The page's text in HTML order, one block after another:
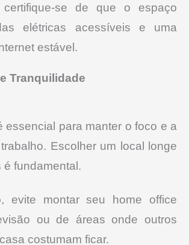
se de que o espaço
elétricas acessíveis e uma
estável.
Tranquilidade
essencial para manter o foco e a
Escolher um local longe
é fundamental.
evite montar seu home office
ou de áreas onde outros
costumam ficar.